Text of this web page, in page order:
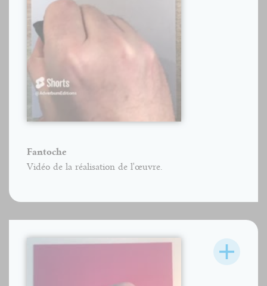
Fantoche
Vidéo de la réalisation de l'œuvre.